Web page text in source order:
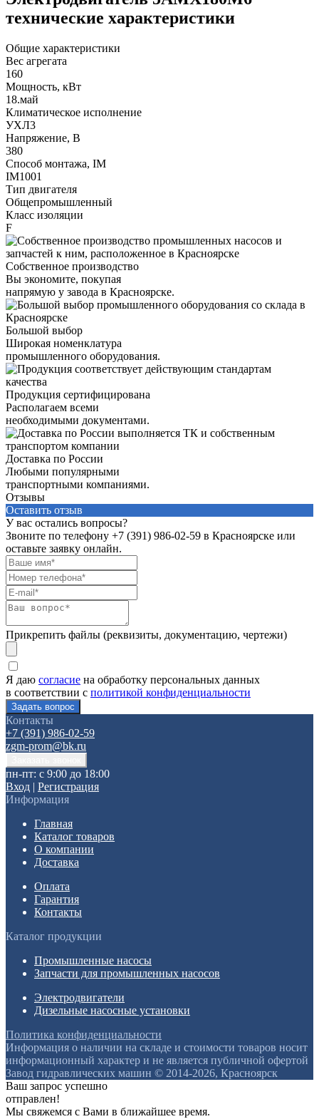
технические характеристики
Общие характеристики
Вес агрегата
160
Мощность, кВт
18.май
Климатическое исполнение
УХЛ3
Напряжение, В
380
Способ монтажа, IM
IM1001
Тип двигателя
Общепромышленный
Класс изоляции
F
Собственное производство
Вы экономите, покупая
напрямую у завода в Красноярске.
Большой выбор
Широкая номенклатура
промышленного оборудования.
Продукция сертифицирована
Располагаем всеми
необходимыми документами.
Доставка по России
Любыми популярными
транспортными компаниями.
Отзывы
Оставить отзыв
У вас остались вопросы?
Звоните по телефону +7 (391) 986-02-59 в Красноярске или
оставьте заявку онлайн.
Прикрепить файлы (реквизиты, документацию, чертежи)
Я даю согласие на обработку персональных данных
в соответствии с политикой конфиденциальности
Контакты
+7 (391) 986-02-59
zgm-prom@bk.ru
пн-пт: с 9:00 до 18:00
Вход | Регистрация
Информация
Главная
Каталог товаров
О компании
Доставка
Оплата
Гарантия
Контакты
Каталог продукции
Промышленные насосы
Запчасти для промышленных насосов
Электродвигатели
Дизельные насосные установки
Политика конфиденциальности
Информация о наличии на складе и стоимости товаров носит
информационный характер и не является публичной офертой
Завод гидравлических машин © 2014-2026, Красноярск
Ваш запрос успешно
отправлен!
Мы свяжемся с Вами в ближайшее время.